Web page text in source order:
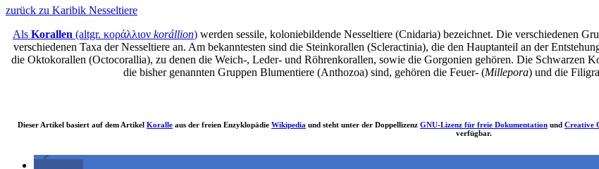
zurück zu Karibik Nesseltiere
Als Korallen (altgr. κοράλλιον korállion) werden sessile, koloniebildende Nesseltiere (Cnidaria) bezeichnet. Die verschiedenen
verschiedenen Taxa der Nesseltiere an. Am bekanntesten sind die Steinkorallen (Scleractinia), die den Hauptanteil an der
die Oktokorallen (Octocorallia), zu denen die Weich-, Leder- und Röhrenkorallen, sowie die Gorgonien gehören. Die Schwarzen
die bisher genannten Gruppen Blumentiere (Anthozoa) sind, gehören die Feuer- (Millepora) und die
Dieser Artikel basiert auf dem Artikel Koralle aus der freien Enzyklopädie Wikipedia und steht unter der Doppellizenz GNU-Lizenz für freie Dokumentation und Creative
verfügbar.